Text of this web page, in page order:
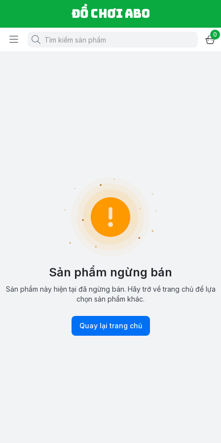
Đồ chơi ABO
0
Sản phẩm ngừng bán
Sản phẩm này hiện tại đã ngừng bán. Hãy trở về trang chủ để lựa
chọn sản phẩm khác.
Quay lại trang chủ